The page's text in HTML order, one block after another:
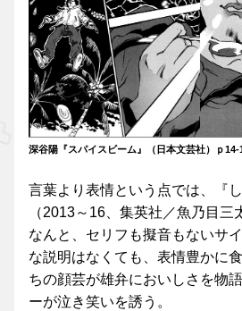
深谷陽『スパイスビーム』（日本文芸社）ｐ14-
言葉より表情という点では、『
（2013～16、集英社／魚乃目三
なんと、セリフも擬音もないサ
な説明はなくても、表情豊かに
ちの顔芸が雄弁においしさを物
ーが泣き笑いを誘う。